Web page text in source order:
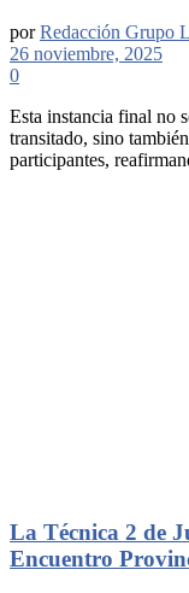
por Redacción Grupo
26 noviembre, 2025
0
Esta instancia final no
transitado, sino
participantes,
La Técnica 2 de
Encuentro